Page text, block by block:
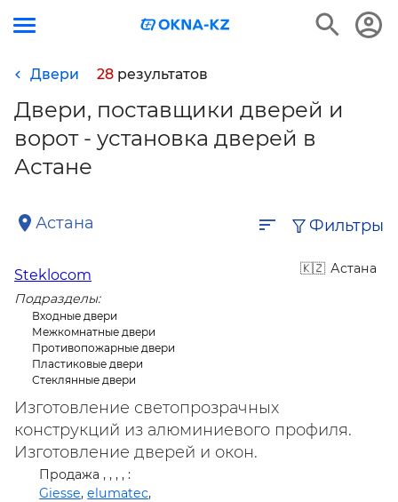
Двери 28 результатов
Двери, поставщики дверей и
ворот - установка дверей в
Астане
Астана Фильтры
Астана
Steklocom
Подразделы:
Входные двери
Межкомнатные двери
Противопожарные двери
Пластиковые двери
Стеклянные двери
Изготовление светопрозрачных
конструкций из алюминиевого профиля.
Изготовление дверей и окон.
Продажа , , , , :
Giesse,elumatec,